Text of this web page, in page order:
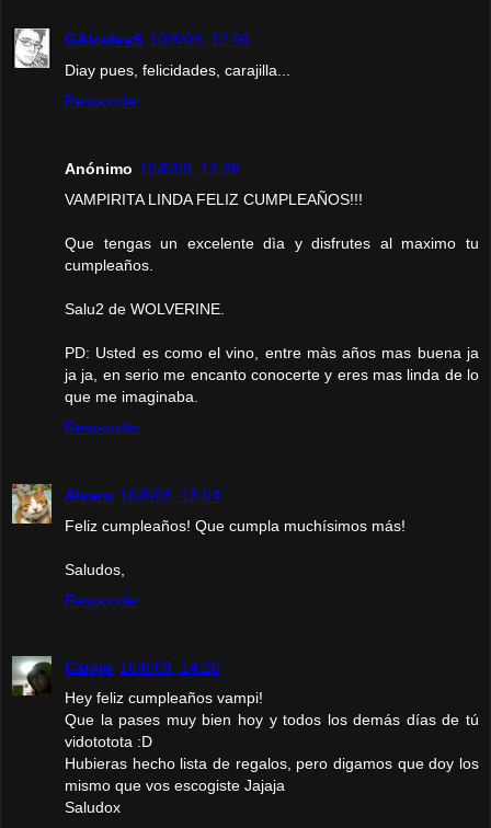
GAlcidesS 10/8/09, 12:06
Diay pues, felicidades, carajilla...
Responder
Anónimo 10/8/09, 12:26
VAMPIRITA LINDA FELIZ CUMPLEAÑOS!!!
Que tengas un excelente dìa y disfrutes al maximo tu
cumpleaños.
Salu2 de WOLVERINE.
PD: Usted es como el vino, entre màs años mas buena ja
ja ja, en serio me encanto conocerte y eres mas linda de lo
que me imaginaba.
Responder
Alvaro 10/8/09, 13:04
Feliz cumpleaños! Que cumpla muchísimos más!
Saludos,
Responder
Carajo 10/8/09, 14:20
Hey feliz cumpleaños vampi!
Que la pases muy bien hoy y todos los demás días de tú
vidototota :D
Hubieras hecho lista de regalos, pero digamos que doy los
mismo que vos escogiste Jajaja
Saludox